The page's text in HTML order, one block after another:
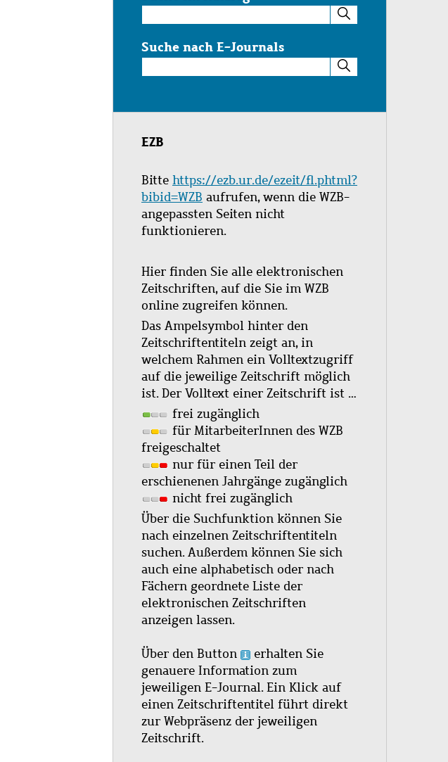
im
Katalog
Suche nach E-Journals
nach
Journals
EZB
Bitte https://ezb.ur.de/ezeit/fl.phtml?
bibid=WZB aufrufen, wenn die WZB-
angepassten Seiten nicht
funktionieren.
Hier finden Sie alle elektronischen
Zeitschriften, auf die Sie im WZB
online zugreifen können.
Das Ampelsymbol hinter den
Zeitschriftentiteln zeigt an, in
welchem Rahmen ein Volltextzugriff
auf die jeweilige Zeitschrift möglich
ist. Der Volltext einer Zeitschrift ist …
frei zugänglich
für MitarbeiterInnen des WZB
freigeschaltet
nur für einen Teil der
erschienenen Jahrgänge zugänglich
nicht frei zugänglich
Über die Suchfunktion können Sie
nach einzelnen Zeitschriftentiteln
suchen. Außerdem können Sie sich
auch eine alphabetisch oder nach
Fächern geordnete Liste der
elektronischen Zeitschriften
anzeigen lassen.
Über den Button
erhalten Sie
genauere Information zum
jeweiligen E-Journal. Ein Klick auf
einen Zeitschriftentitel führt direkt
zur Webpräsenz der jeweiligen
Zeitschrift.